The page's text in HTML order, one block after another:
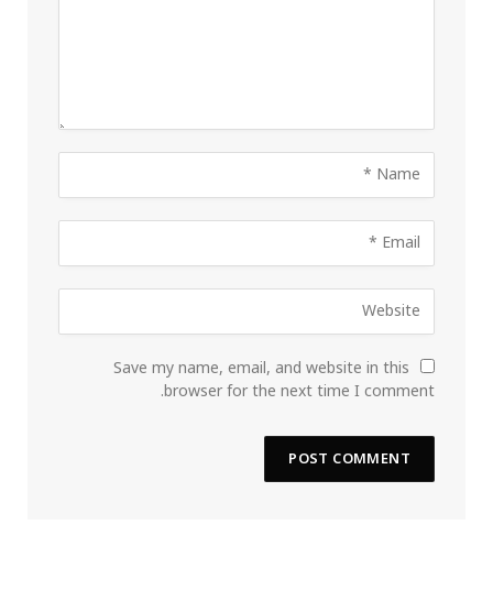
Save my name, email, and website in this
browser for the next time I comment.